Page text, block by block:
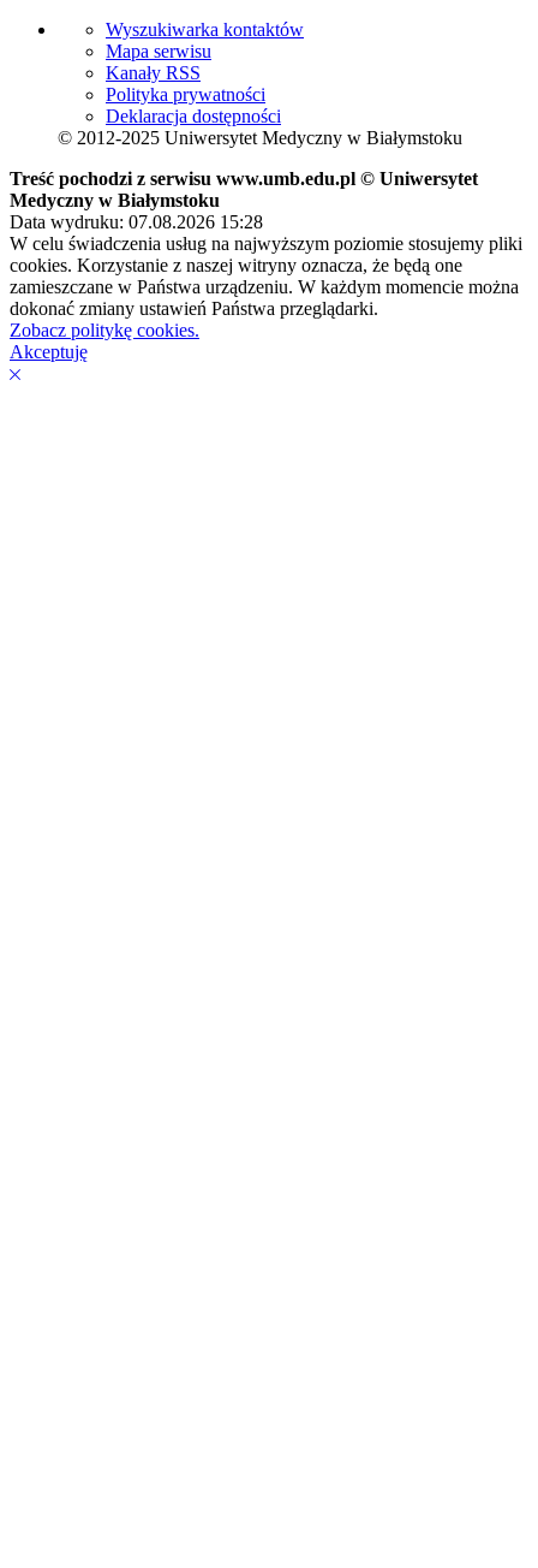
Wyszukiwarka kontaktów
Mapa serwisu
Kanały RSS
Polityka prywatności
Deklaracja dostępności
© 2012-2025 Uniwersytet Medyczny w Białymstoku
Treść pochodzi z serwisu www.umb.edu.pl © Uniwersytet
Medyczny w Białymstoku
Data wydruku: 07.08.2026 15:28
W celu świadczenia usług na najwyższym poziomie stosujemy pliki
cookies. Korzystanie z naszej witryny oznacza, że będą one
zamieszczane w Państwa urządzeniu. W każdym momencie można
dokonać zmiany ustawień Państwa przeglądarki.
Zobacz politykę cookies.
Akceptuję